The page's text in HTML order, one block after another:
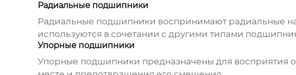
Радиальные подшипники
Радиальные подшипники воспринимают радиальные
используются в сочетании с другими типами
Упорные подшипники
Упорные подшипники предназначены для восприятия